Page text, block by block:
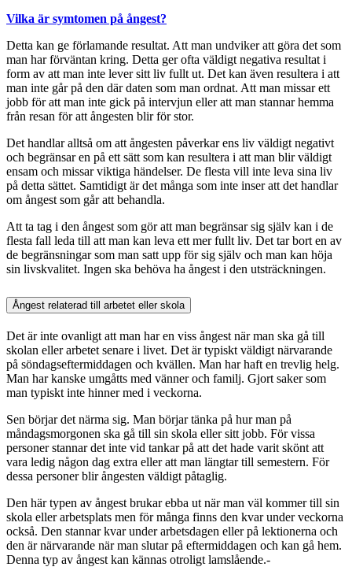
Vilka är symtomen på ångest?
Detta kan ge förlamande resultat. Att man undviker att göra det som
man har förväntan kring. Detta ger ofta väldigt negativa resultat i
form av att man inte lever sitt liv fullt ut. Det kan även resultera i att
man inte går på den där daten som man ordnat. Att man missar ett
jobb för att man inte gick på intervjun eller att man stannar hemma
från resan för att ångesten blir för stor.
Det handlar alltså om att ångesten påverkar ens liv väldigt negativt
och begränsar en på ett sätt som kan resultera i att man blir väldigt
ensam och missar viktiga händelser. De flesta vill inte leva sina liv
på detta sättet. Samtidigt är det många som inte inser att det handlar
om ångest som går att behandla.
Att ta tag i den ångest som gör att man begränsar sig själv kan i de
flesta fall leda till att man kan leva ett mer fullt liv. Det tar bort en av
de begränsningar som man satt upp för sig själv och man kan höja
sin livskvalitet. Ingen ska behöva ha ångest i den utsträckningen.
Ångest relaterad till arbetet eller skola
Det är inte ovanligt att man har en viss ångest när man ska gå till
skolan eller arbetet senare i livet. Det är typiskt väldigt närvarande
på söndagseftermiddagen och kvällen. Man har haft en trevlig helg.
Man har kanske umgåtts med vänner och familj. Gjort saker som
man typiskt inte hinner med i veckorna.
Sen börjar det närma sig. Man börjar tänka på hur man på
måndagsmorgonen ska gå till sin skola eller sitt jobb. För vissa
personer stannar det inte vid tankar på att det hade varit skönt att
vara ledig någon dag extra eller att man längtar till semestern. För
dessa personer blir ångesten väldigt påtaglig.
Den här typen av ångest brukar ebba ut när man väl kommer till sin
skola eller arbetsplats men för många finns den kvar under veckorna
också. Den stannar kvar under arbetsdagen eller på lektionerna och
den är närvarande när man slutar på eftermiddagen och kan gå hem.
Denna typ av ångest kan kännas otroligt lamslående.-